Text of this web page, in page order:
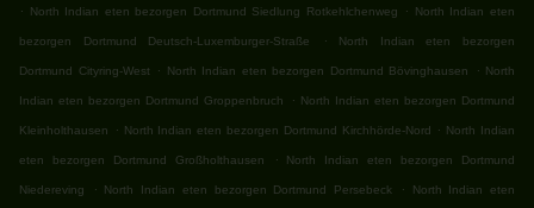
.
North Indian eten bezorgen Dortmund Siedlung Rotkehlchenweg . North Indian eten
bezorgen Dortmund Deutsch-Luxemburger-Straße . North Indian eten bezorgen
Dortmund Cityring-West . North Indian eten bezorgen Dortmund Bövinghausen . North
Indian eten bezorgen Dortmund Groppenbruch . North Indian eten bezorgen Dortmund
Kleinholthausen . North Indian eten bezorgen Dortmund Kirchhörde-Nord . North Indian
eten bezorgen Dortmund Großholthausen . North Indian eten bezorgen Dortmund
Niedereving . North Indian eten bezorgen Dortmund Persebeck . North Indian eten